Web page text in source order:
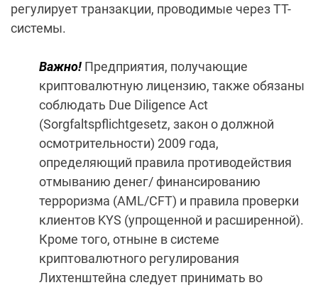
регулирует транзакции, проводимые через ТТ-
системы.
Важно! Предприятия, получающие
криптовалютную лицензию, также обязаны
соблюдать Due Diligence Act
(Sorgfaltspflichtgesetz, закон о должной
осмотрительности) 2009 года,
определяющий правила противодействия
отмыванию денег/ финансированию
терроризма (AML/CFT) и правила проверки
клиентов KYS (упрощенной и расширенной).
Кроме того, отныне в системе
криптовалютного регулирования
Лихтенштейна следует принимать во